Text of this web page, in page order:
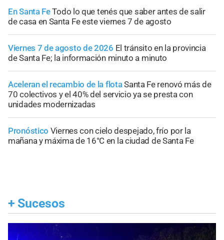
En Santa FeTodo lo que tenés que saber antes de salir
de casa en Santa Fe este viernes 7 de agosto
Viernes 7 de agosto de 2026 El tránsito en la provincia
de Santa Fe; la información minuto a minuto
Aceleran el recambio de la flotaSanta Fe renovó más de
70 colectivos y el 40% del servicio ya se presta con
unidades modernizadas
Pronóstico Viernes con cielo despejado, frío por la
mañana y máxima de 16°C en la ciudad de Santa Fe
+ Sucesos